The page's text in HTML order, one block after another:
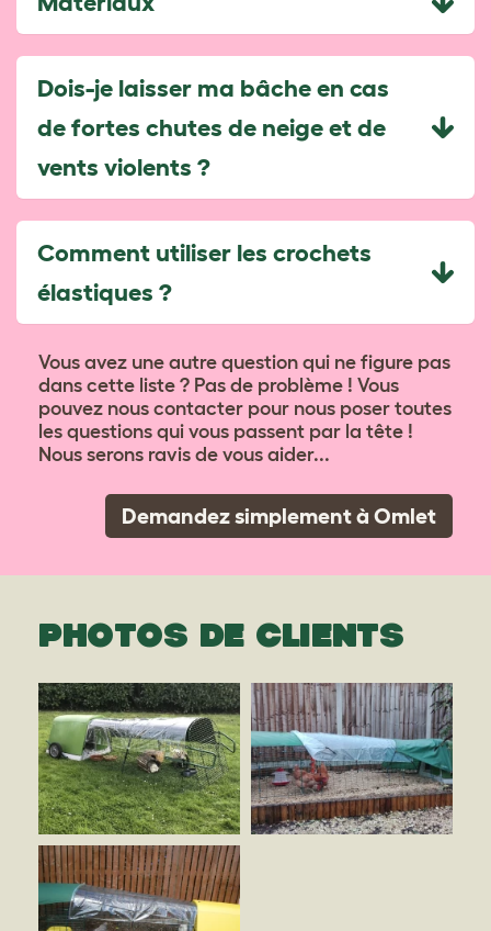
Dois-je laisser ma bâche en cas
de fortes chutes de neige et de
vents violents ?
Comment utiliser les crochets
élastiques ?
Vous avez une autre question qui ne figure pas
dans cette liste ? Pas de problème ! Vous
pouvez nous contacter pour nous poser toutes
les questions qui vous passent par la tête !
Nous serons ravis de vous aider...
Demandez simplement à Omlet
PHOTOS DE CLIENTS